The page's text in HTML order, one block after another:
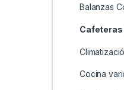
Balanzas
Cafeteras
Cocina